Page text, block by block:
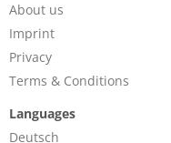
About us
Imprint
Privacy
Terms & Conditions
Languages
Deutsch